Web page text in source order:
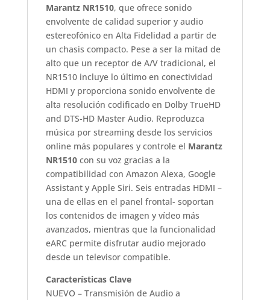
Marantz NR1510, que ofrece sonido
envolvente de calidad superior y audio
estereofónico en Alta Fidelidad a partir de
un chasis compacto. Pese a ser la mitad de
alto que un receptor de A/V tradicional, el
NR1510 incluye lo último en conectividad
HDMI y proporciona sonido envolvente de
alta resolución codificado en Dolby TrueHD
and DTS-HD Master Audio. Reproduzca
música por streaming desde los servicios
online más populares y controle el Marantz
NR1510con su voz gracias a la
compatibilidad con Amazon Alexa, Google
Assistant y Apple Siri. Seis entradas HDMI –
una de ellas en el panel frontal- soportan
los contenidos de imagen y vídeo más
avanzados, mientras que la funcionalidad
eARC permite disfrutar audio mejorado
desde un televisor compatible.
Características Clave
NUEVO – Transmisión de Audio a